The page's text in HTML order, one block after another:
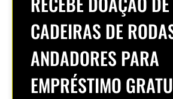
CADEIRAS DE
ANDADORES PARA
EMPRÉSTIMO